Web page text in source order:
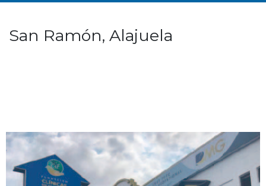
San Ramón, Alajuela